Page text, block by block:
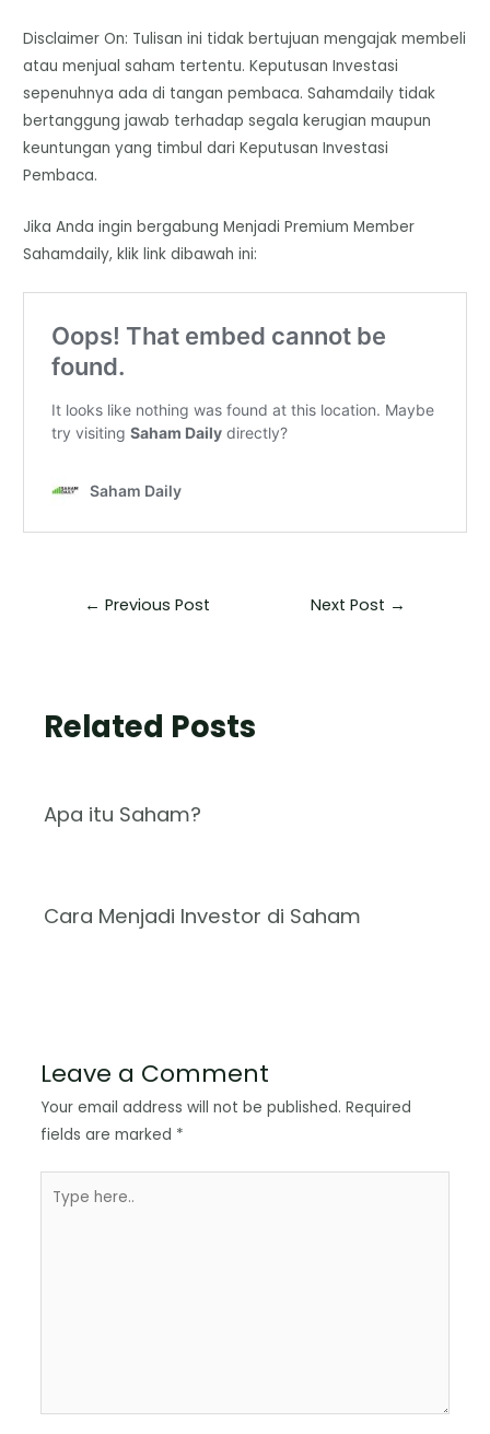
Disclaimer On: Tulisan ini tidak bertujuan mengajak membeli
atau menjual saham tertentu. Keputusan Investasi
sepenuhnya ada di tangan pembaca. Sahamdaily tidak
bertanggung jawab terhadap segala kerugian maupun
keuntungan yang timbul dari Keputusan Investasi
Pembaca.
Jika Anda ingin bergabung Menjadi Premium Member
Sahamdaily, klik link dibawah ini:
← Previous Post Next Post →
Related Posts
Apa itu Saham?
Cara Menjadi Investor di Saham
Leave a Comment
Your email address will not be published. Required
fields are marked *